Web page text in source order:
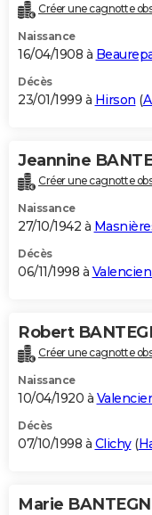
Créer une cagnotte
Naissance
16/04/1908 à
Décès
23/01/1999 à Hirson (
Jeannine
Créer une cagnotte
Naissance
27/10/1942 à
Décès
06/11/1998 à
Robert
Créer une cagnotte
Naissance
10/04/1920 à
Décès
07/10/1998 à Clichy(
Marie